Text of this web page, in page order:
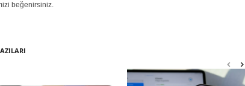
beğenirsiniz.